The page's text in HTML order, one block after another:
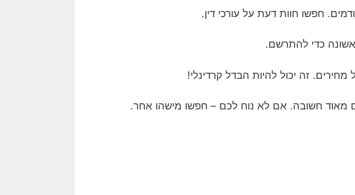
חפשו חוות דעת על עורכי דין.
כדי להתרשם.
זה יכול להיות הבדל קרדינלי!
מאוד חשובה. אם לא נוח לכם – חפשו מישהו אחר.